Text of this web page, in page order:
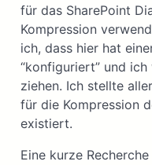
für das SharePoint
Kompression
ich, dass hier hat
“konfiguriert” und
ziehen. Ich stellte
für die Kompression
existiert.
Eine kurze